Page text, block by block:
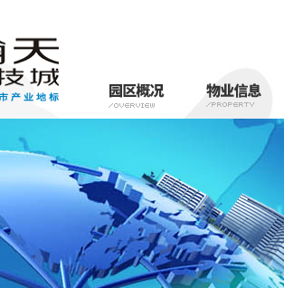
瀚天简介
名字来源
理念与宗旨
服务团队
整体规划
产业定位
区位优势
交通网络
生活圈
教育圈
物业介绍 公共资源申
政策扶持
物业服务